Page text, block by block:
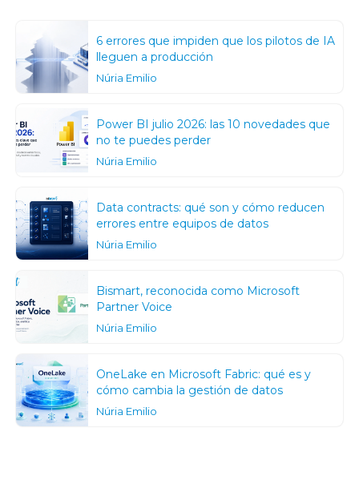
6 errores que impiden que los pilotos de IA
lleguen a producción
Núria Emilio
Power BI julio 2026: las 10 novedades que
no te puedes perder
Núria Emilio
Data contracts: qué son y cómo reducen
errores entre equipos de datos
Núria Emilio
Bismart, reconocida como Microsoft
Partner Voice
Núria Emilio
OneLake en Microsoft Fabric: qué es y
cómo cambia la gestión de datos
Núria Emilio